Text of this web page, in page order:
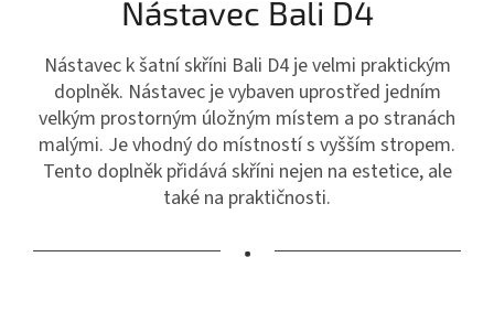
Nástavec Bali D4
Nástavec k šatní skříni Bali D4 je velmi praktickým
doplněk. Nástavec je vybaven uprostřed jedním
velkým prostorným úložným místem a po stranách
malými. Je vhodný do místností s vyšším stropem.
Tento doplněk přidává skříni nejen na estetice, ale
také na praktičnosti.
•